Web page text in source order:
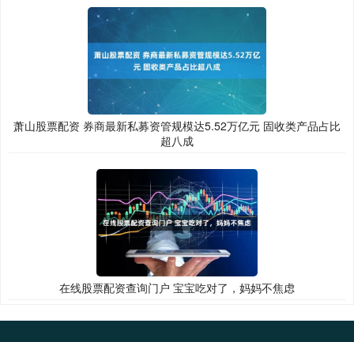
萧山股票配资 券商最新私募资管规模达5.52万亿元 固收类产品占比
超八成
在线股票配资查询门户 宝宝吃对了，妈妈不焦虑